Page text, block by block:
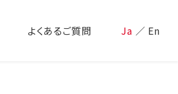
よくあるご質問 Ja ／ En